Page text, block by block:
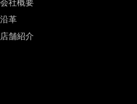
会社概要
沿革
店舗紹介